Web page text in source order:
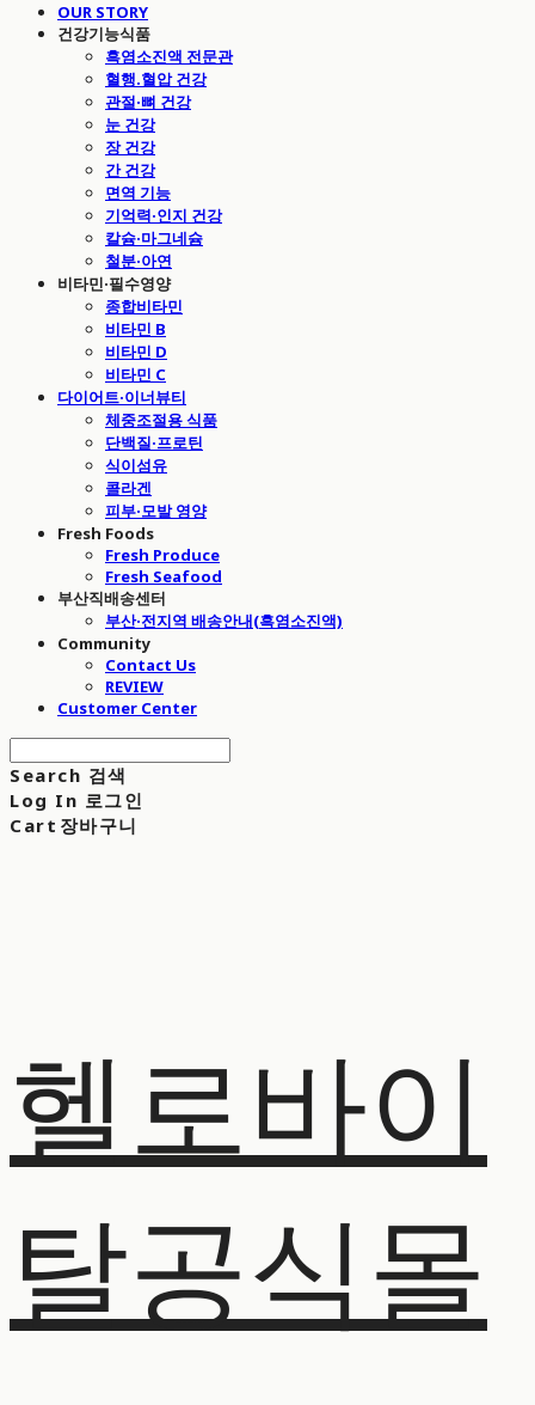
OUR STORY
건강기능식품
흑염소진액 전문관
혈행.혈압 건강
관절·뼈 건강
눈 건강
장 건강
간 건강
면역 기능
기억력·인지 건강
칼슘·마그네슘
철분·아연
비타민·필수영양
종합비타민
비타민 B
비타민 D
비타민 C
다이어트·이너뷰티
체중조절용 식품
단백질·프로틴
식이섬유
콜라겐
피부·모발 영양
Fresh Foods
Fresh Produce
Fresh Seafood
부산직배송센터
부산·전지역 배송안내(흑염소진액)
Community
Contact Us
REVIEW
Customer Center
Search 검색
Log In 로그인
Cart 장바구니
헬로바이
탈공식몰